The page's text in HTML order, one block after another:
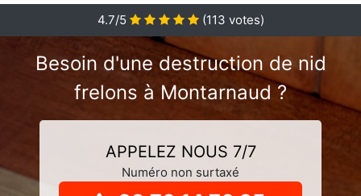
4.7/5 (113 votes)
Besoin d'une destruction de nid
frelons à Montarnaud ?
APPELEZ NOUS 7/7
Numéro non surtaxé